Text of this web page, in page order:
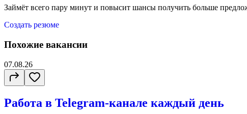
Займёт всего пару минут и повысит шансы получить больше
Создать резюме
Похожие вакансии
07.08.26
Работа в Telegram-канале каждый день